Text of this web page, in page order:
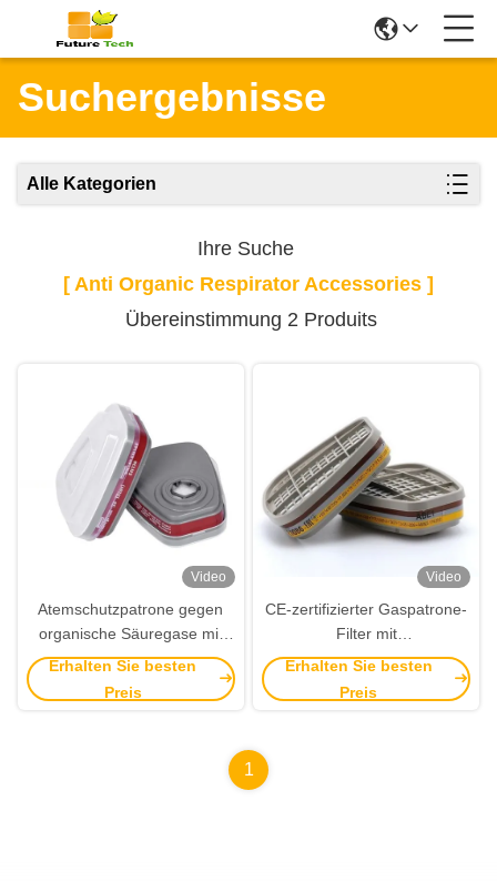
Suchergebnisse
Alle Kategorien
Ihre Suche
[ Anti Organic Respirator Accessories ]
Übereinstimmung 2 Produits
Video
Atemschutzpatrone gegen
organische Säuregase mit
Bajonettanschluss zum
einfachen An- und Ausziehen
Erhalten Sie besten
Preis
Video
CE-zertifizierter Gaspatrone-
Filter mit
Bajonettenanschluss und
Atemschutzgeräte
Erhalten Sie besten
Preis
1